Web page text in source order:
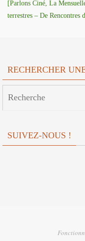
[Parlons Ciné, La
terrestres – De Rencontres
RECHERCHER
SUIVEZ-NOUS !